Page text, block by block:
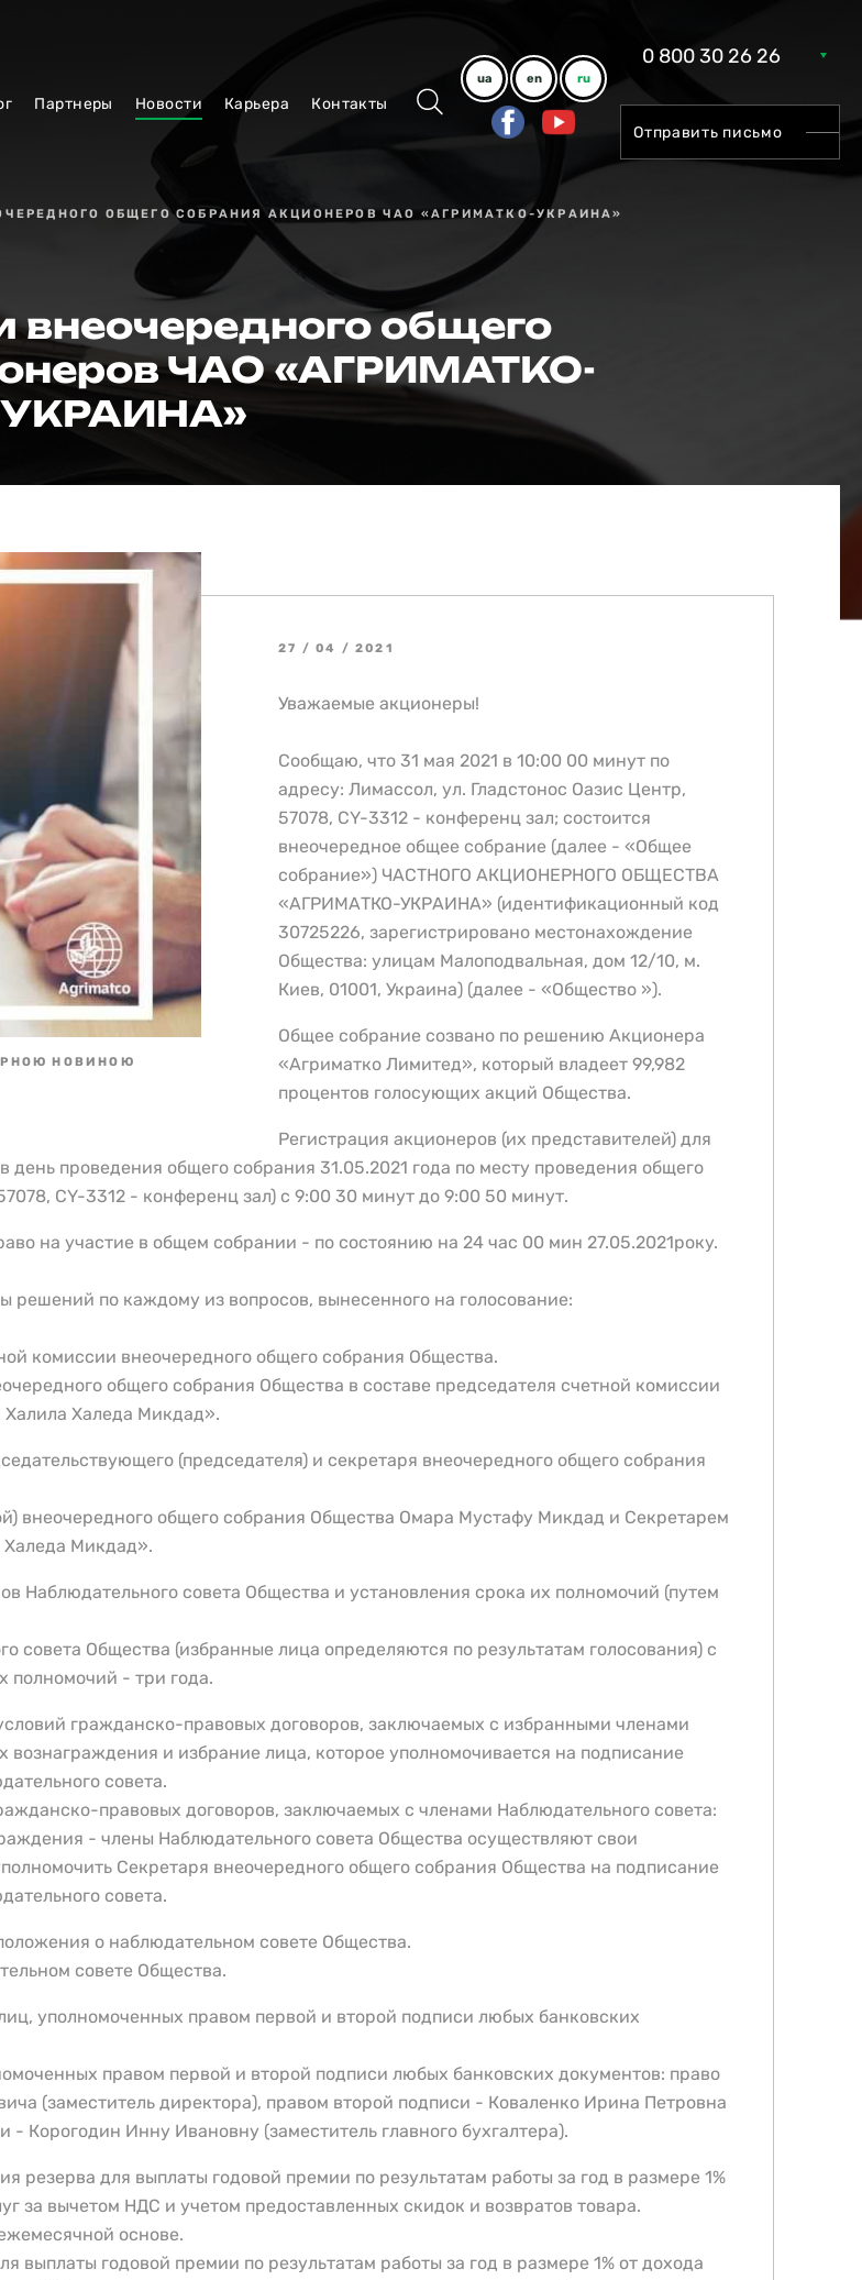
Партнеры Новости Карьера Контакты
ua en ru
0 800 30 26 26
Отправить письмо
ОБЩЕГО СОБРАНИЯ АКЦИОНЕРОВ ЧАО «АГРИМАТКО-УКРАИНА»
внеочередного общего
ЧАО «АГРИМАТКО-
УКРАИНА»
НОВИНОЮ
27 / 04 / 2021
Уважаемые акционеры!
Сообщаю, что 31 мая 2021 в 10:00 00 минут по
адресу: Лимассол, ул. Гладстонос Оазис Центр,
57078, CY-3312 - конференц зал; состоится
внеочередное общее собрание (далее - «Общее
собрание») ЧАСТНОГО АКЦИОНЕРНОГО ОБЩЕСТВА
«АГРИМАТКО-УКРАИНА» (идентификационный код
30725226, зарегистрировано местонахождение
Общества: улицам Малоподвальная, дом 12/10, м.
Киев, 01001, Украина) (далее - «Общество »).
Общее собрание созвано по решению Акционера
«Агриматко Лимитед», который владеет 99,982
процентов голосующих акций Общества.
Регистрация акционеров (их представителей) для
проведения общего собрания 31.05.2021 года по месту проведения общего
CY-3312 - конференц зал) с 9:00 30 минут до 9:00 50 минут.
на участие в общем собрании - по состоянию на 24 час 00 мин 27.05.2021року.
решений по каждому из вопросов, вынесенного на голосование:
комиссии внеочередного общего собрания Общества.
общего собрания Общества в составе председателя счетной комиссии
Халеда Микдад».
(председателя) и секретаря внеочередного общего собрания
внеочередного общего собрания Общества Омара Мустафу Микдад и Секретарем
Халеда Микдад».
Наблюдательного совета Общества и установления срока их полномочий (путем
совета Общества (избранные лица определяются по результатам голосования) с
полномочий - три года.
гражданско-правовых договоров, заключаемых с избранными членами
вознаграждения и избрание лица, которое уполномочивается на подписание
совета.
правовых договоров, заключаемых с членами Наблюдательного совета:
- члены Наблюдательного совета Общества осуществляют свои
Секретаря внеочередного общего собрания Общества на подписание
совета.
о наблюдательном совете Общества.
совете Общества.
уполномоченных правом первой и второй подписи любых банковских
правом первой и второй подписи любых банковских документов: право
(заместитель директора), правом второй подписи - Коваленко Ирина Петровна
- Корогодин Инну Ивановну (заместитель главного бухгалтера).
резерва для выплаты годовой премии по результатам работы за год в размере 1%
за вычетом НДС и учетом предоставленных скидок и возвратов товара.
основе.
выплаты годовой премии по результатам работы за год в размере 1% от дохода